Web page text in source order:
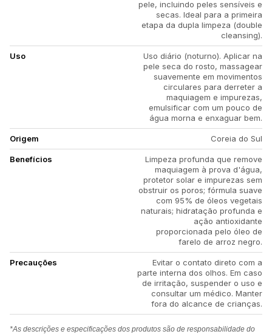
pele, incluindo peles sensíveis e
secas. Ideal para a primeira
etapa da dupla limpeza (double
cleansing).
Uso
Uso diário (noturno). Aplicar na
pele seca do rosto, massagear
suavemente em movimentos
circulares para derreter a
maquiagem e impurezas,
emulsificar com um pouco de
água morna e enxaguar bem.
Origem Coreia do Sul
Benefícios
Limpeza profunda que remove
maquiagem à prova d'água,
protetor solar e impurezas sem
obstruir os poros; fórmula suave
com 95% de óleos vegetais
naturais; hidratação profunda e
ação antioxidante
proporcionada pelo óleo de
farelo de arroz negro.
Precauções
Evitar o contato direto com a
parte interna dos olhos. Em caso
de irritação, suspender o uso e
consultar um médico. Manter
fora do alcance de crianças.
*As descrições e especificações dos produtos são de responsabilidade do